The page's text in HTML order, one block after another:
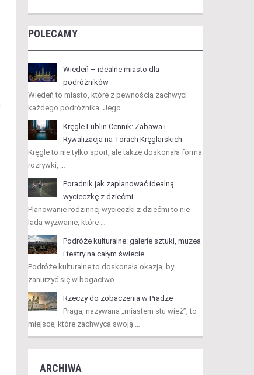
POLECAMY
Wiedeń – idealne miasto dla
podróżników
Wiedeń to miasto, które z pewnością zachwyci
każdego podróżnika. Jego …
Kręgle Lublin Cennik: Zabawa i
Rywalizacja na Torach Kręglarskich
Kręgle to nie tylko sport, ale także doskonała forma
rozrywki, …
Poradnik jak zaplanować idealną
wycieczkę z dziećmi
Planowanie rodzinnej wycieczki z dziećmi to nie
lada wyzwanie, które …
Podróże kulturalne: galerie sztuki, muzea
i teatry na całym świecie
Podróże kulturalne to doskonała okazja, by
zanurzyć się w bogactwo …
Rzeczy do zobaczenia w Pradze
Praga, nazywana „miastem stu wież”, to
miejsce, które zachwyca swoją …
ARCHIWA